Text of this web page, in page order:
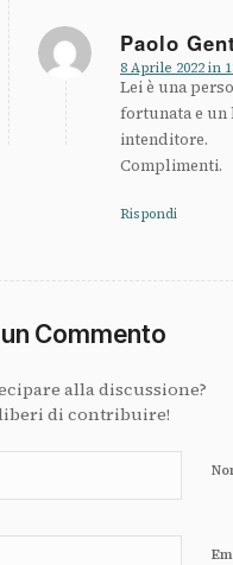
Paolo
dice:
8 Aprile 2022 in
Lei è una
fortunata e un
intenditore.
Complimenti.
Rispondi
Commento
alla discussione?
di contribuire!